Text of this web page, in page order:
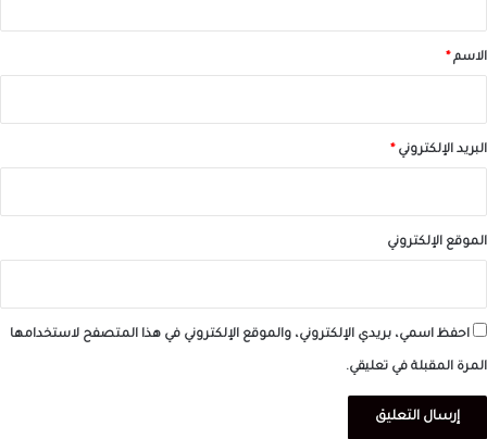
*الاسم*
البريد الإلكتروني*
الموقع الإلكتروني
احفظ اسمي، بريدي الإلكتروني، والموقع الإلكتروني في هذا المتصفح لاستخدامها
المرة المقبلة في تعليقي.